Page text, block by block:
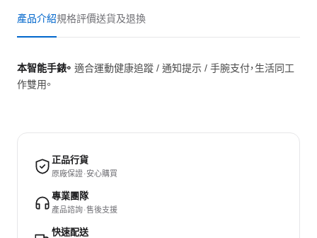
產品介紹規格評價送貨及退換
本智能手錶。 適合運動健康追蹤 / 通知提示 / 手腕支付，生活同工
作雙用。
正品行貨
原廠保證 · 安心購買
專業團隊
產品諮詢 · 售後支援
快速配送